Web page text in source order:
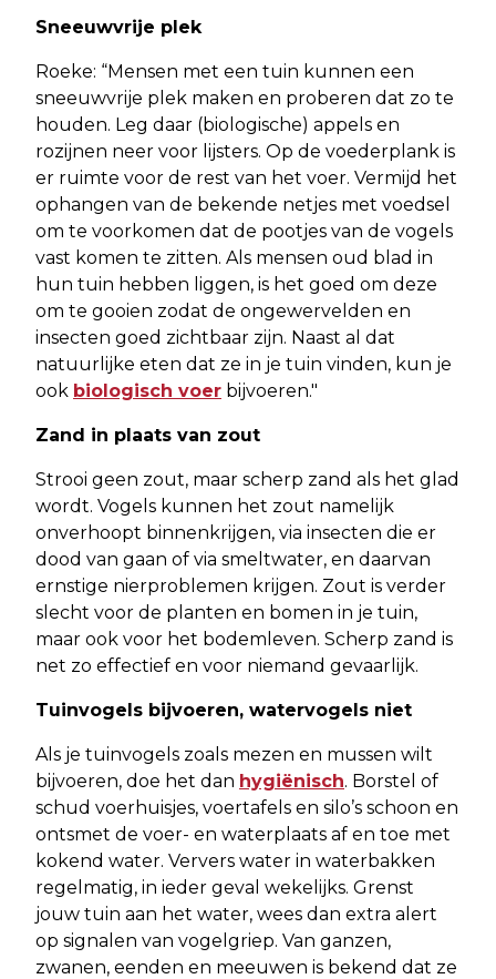
Sneeuwvrije plek
Roeke: “Mensen met een tuin kunnen een
sneeuwvrije plek maken en proberen dat zo te
houden. Leg daar (biologische) appels en
rozijnen neer voor lijsters. Op de voederplank is
er ruimte voor de rest van het voer. Vermijd het
ophangen van de bekende netjes met voedsel
om te voorkomen dat de pootjes van de vogels
vast komen te zitten. Als mensen oud blad in
hun tuin hebben liggen, is het goed om deze
om te gooien zodat de ongewervelden en
insecten goed zichtbaar zijn. Naast al dat
natuurlijke eten dat ze in je tuin vinden, kun je
ook biologisch voer bijvoeren."
Zand in plaats van zout
Strooi geen zout, maar scherp zand als het glad
wordt. Vogels kunnen het zout namelijk
onverhoopt binnenkrijgen, via insecten die er
dood van gaan of via smeltwater, en daarvan
ernstige nierproblemen krijgen. Zout is verder
slecht voor de planten en bomen in je tuin,
maar ook voor het bodemleven. Scherp zand is
net zo effectief en voor niemand gevaarlijk.
Tuinvogels bijvoeren, watervogels niet
Als je tuinvogels zoals mezen en mussen wilt
bijvoeren, doe het dan hygiënisch. Borstel of
schud voerhuisjes, voertafels en silo’s schoon en
ontsmet de voer- en waterplaats af en toe met
kokend water. Ververs water in waterbakken
regelmatig, in ieder geval wekelijks. Grenst
jouw tuin aan het water, wees dan extra alert
op signalen van vogelgriep. Van ganzen,
zwanen, eenden en meeuwen is bekend dat ze